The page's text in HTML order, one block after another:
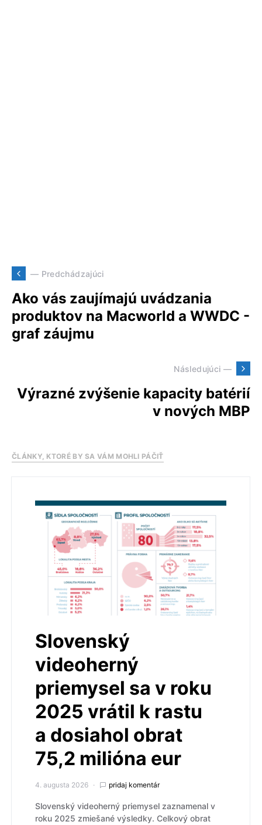
— Predchádzajúci
Ako vás zaujímajú uvádzania
produktov na Macworld a WWDC -
graf záujmu
Následujúci —
Výrazné zvýšenie kapacity batérií
v nových MBP
ČLÁNKY, KTORÉ BY SA VÁM MOHLI PÁČIŤ
Slovenský
videoherný
priemysel sa v roku
2025 vrátil k rastu
a dosiahol obrat
75,2 milióna eur
4. augusta 2026 pridaj komentár
Slovenský videoherný priemysel zaznamenal v
roku 2025 zmiešané výsledky. Celkový obrat